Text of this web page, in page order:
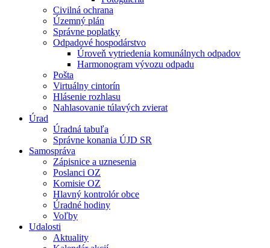
Civilná ochrana
Územný plán
Správne poplatky
Odpadové hospodárstvo
Úroveň vytriedenia komunálnych odpadov
Harmonogram vývozu odpadu
Pošta
Virtuálny cintorín
Hlásenie rozhlasu
Nahlasovanie túlavých zvierat
Úrad
Úradná tabuľa
Správne konania ÚJD SR
Samospráva
Zápisnice a uznesenia
Poslanci OZ
Komisie OZ
Hlavný kontrolór obce
Úradné hodiny
Voľby
Udalosti
Aktuality